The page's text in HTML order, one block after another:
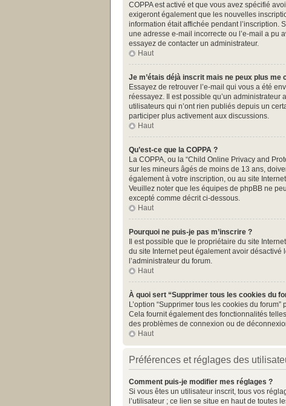
COPPA est activé et que vous avez spécifié
exigeront également que les nouvelles
information était affichée pendant l’inscription.
une adresse e-mail incorrecte ou l’e-mail a pu
essayez de contacter un administrateur.
Haut
Je m’étais déjà inscrit mais ne peux plus me
Essayez de retrouver l’e-mail qui vous a été
réessayez. Il est possible qu’un
utilisateurs qui n’ont rien publiés depuis un
participer plus activement aux discussions.
Haut
Qu’est-ce que la COPPA ?
La COPPA, ou la “Child Online Privacy and
sur les mineurs âgés de moins de 13 ans,
également à votre inscription, ou au site
Veuillez noter que les équipes de phpBB ne
excepté comme décrit ci-dessous.
Haut
Pourquoi ne puis-je pas m’inscrire ?
Il est possible que le propriétaire du site
du site Internet peut également avoir désactivé
l’administrateur du forum.
Haut
À quoi sert “Supprimer tous les cookies du
L’option “Supprimer tous les cookies du
Cela fournit également des fonctionnalités
des problèmes de connexion ou de
Haut
Préférences et réglages des
Comment puis-je modifier mes réglages ?
Si vous êtes un utilisateur inscrit, tous vos
l’utilisateur ; ce lien se situe en haut de toutes